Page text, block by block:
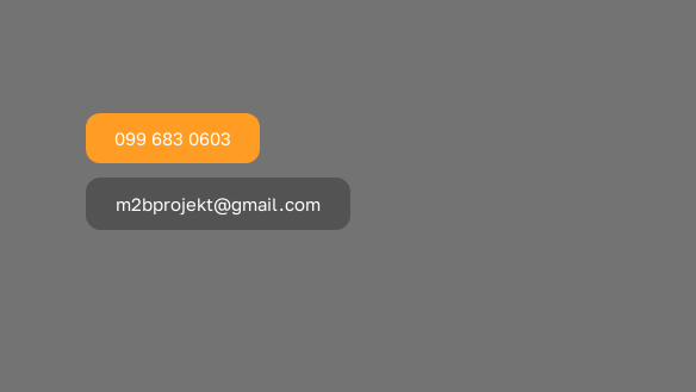
099 683 0603
m2bprojekt@gmail.com